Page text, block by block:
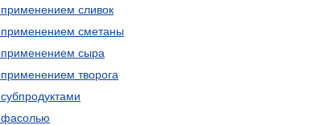
применением сливок
применением сметаны
применением сыра
применением творога
субпродуктами
фасолью